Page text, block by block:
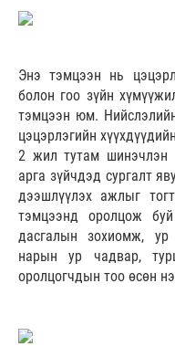
Энэ тэмцээн нь
болон гоо зүйн
тэмцээн юм.
цэцэрлэгийн
2 жил тутам шинэчлэн
арга зүйчдэд сургалт
дээшлүүлэх ажлыг
тэмцээнд оролцож буй
дасгалын зохиомж,
нарын ур чадвар,
оролцогчдын тоо өсөн